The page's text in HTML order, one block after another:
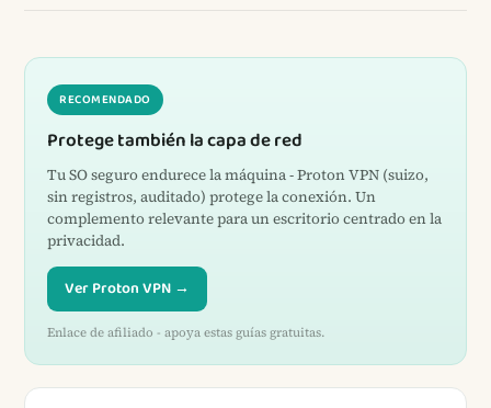
RECOMENDADO
Protege también la capa de red
Tu SO seguro endurece la máquina - Proton VPN (suizo,
sin registros, auditado) protege la conexión. Un
complemento relevante para un escritorio centrado en la
privacidad.
Ver Proton VPN →
Enlace de afiliado - apoya estas guías gratuitas.